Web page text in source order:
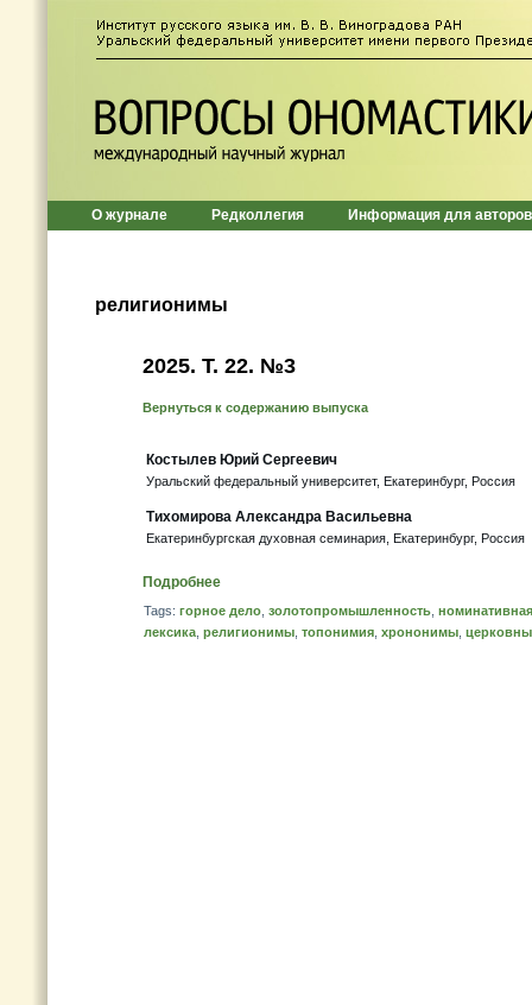
О журнале Редколлегия Информация для авторов
религионимы
2025. Т. 22. №3
Вернуться к содержанию выпуска
Костылев Юрий Сергеевич
Уральский федеральный университет, Екатеринбург, Россия
Тихомирова Александра Васильевна
Екатеринбургская духовная семинария, Екатеринбург, Россия
Подробнее
Tags: горное дело золотопромышленность
лексика религионимы топонимия хрононимы